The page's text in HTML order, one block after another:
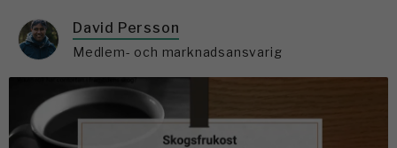
David Persson
Medlem- och marknadsansvarig